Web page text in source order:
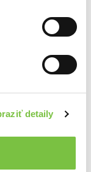
detaily